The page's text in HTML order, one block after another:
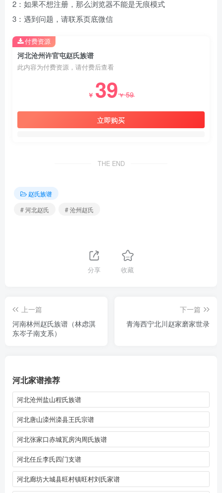
2：如果不想注册，那么浏览器不能是无痕模式
3：遇到问题，请联系页底微信
河北沧州许官屯赵氏族谱
此内容为付费资源，请付费后查看
￥ 39￥59
立即购买
付费资源
THE END
赵氏族谱
# 河北赵氏
# 沧州赵氏
分享 收藏
上一篇
河南林州赵氏族谱（林虑淇
东岑子南支系）
下一篇
青海西宁北川赵家磨家世录
河北家谱推荐
河北沧州盐山程氏族谱
河北唐山滦州滦县王氏宗谱
河北张家口赤城瓦房沟周氏族谱
河北任丘李氏四门支谱
河北廊坊大城县旺村镇旺村刘氏家谱